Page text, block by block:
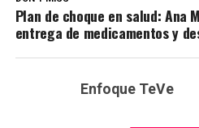
Plan de choque en salud: Ana
entrega de medicamentos y
Enfoque TeVe